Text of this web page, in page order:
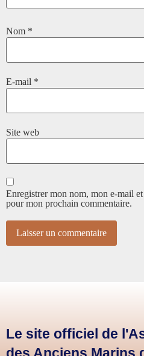
Nom *
E-mail *
Site web
Enregistrer mon nom, mon e-mail
pour mon prochain commentaire.
Le site officiel de